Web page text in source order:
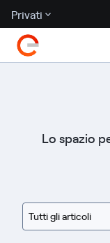
Privati
Lo spazio
Tutti gli articoli